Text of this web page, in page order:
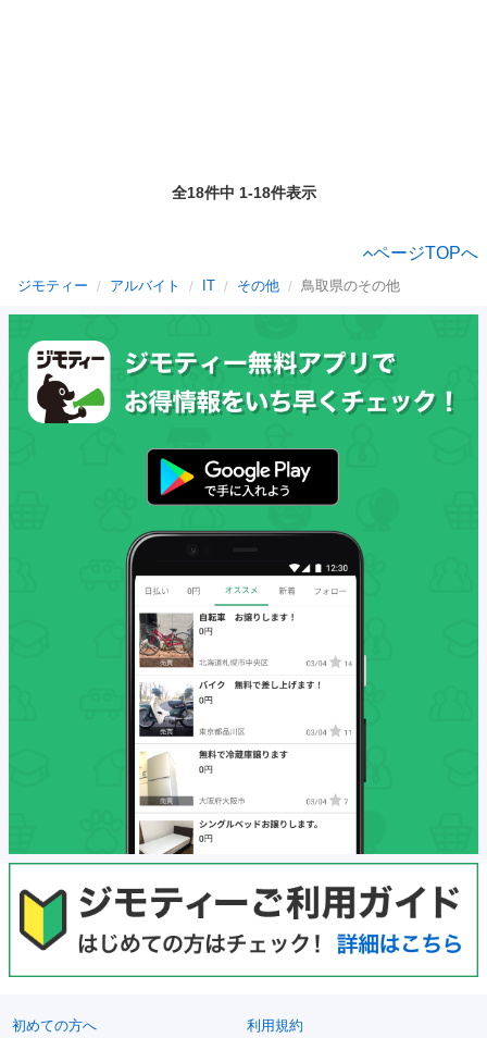
全18件中 1-18件表示
ページTOPへ
ジモティー アルバイト IT その他 鳥取県のその他
初めての方へ 利用規約